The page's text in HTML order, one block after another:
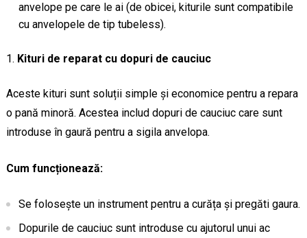
anvelope pe care le ai (de obicei, kiturile sunt compatibile
cu anvelopele de tip tubeless).
Kituri de reparat cu dopuri de cauciuc
Aceste kituri sunt soluții simple și economice pentru a repara
o pană minoră. Acestea includ dopuri de cauciuc care sunt
introduse în gaură pentru a sigila anvelopa.
Cum funcționează:
Se folosește un instrument pentru a curăța și pregăti gaura.
Dopurile de cauciuc sunt introduse cu ajutorul unui ac